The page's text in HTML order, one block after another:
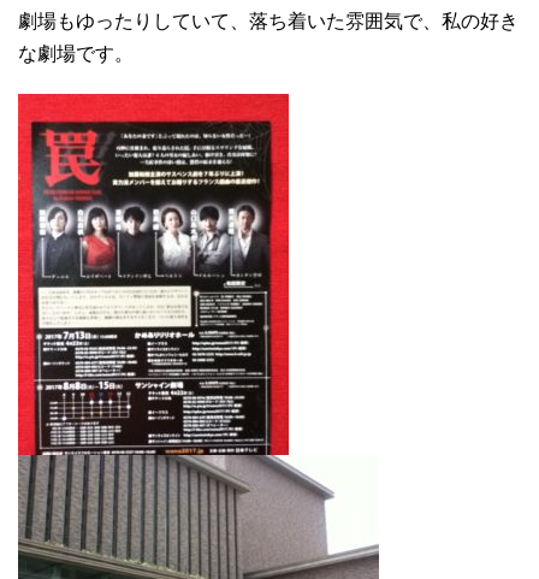
劇場もゆったりしていて、落ち着いた雰囲気で、私の好き
な劇場です。